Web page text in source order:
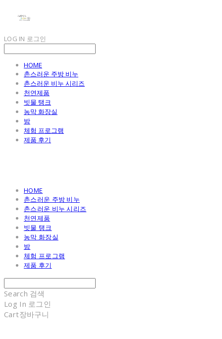
LOG IN 로그인
HOME
촌스러운 주방 비누
촌스러운 비누 시리즈
천연제품
빗물 탱크
농막 화장실
밤
체험 프로그램
제품 후기
HOME
촌스러운 주방 비누
촌스러운 비누 시리즈
천연제품
빗물 탱크
농막 화장실
밤
체험 프로그램
제품 후기
Search 검색
Log In 로그인
Cart장바구니